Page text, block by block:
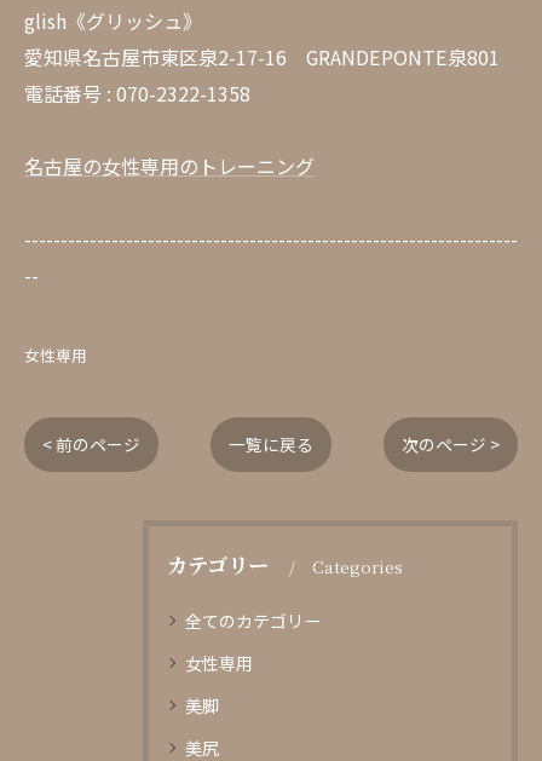
glish《グリッシュ》
愛知県名古屋市東区泉2-17-16 GRANDEPONTE泉801
電話番号 : 070-2322-1358
名古屋の女性専用のトレーニング
--------------------------------------------------------------------
--
女性専用
< 前のページ 一覧に戻る 次のページ >
カテゴリー Categories
全てのカテゴリー
女性専用
美脚
美尻